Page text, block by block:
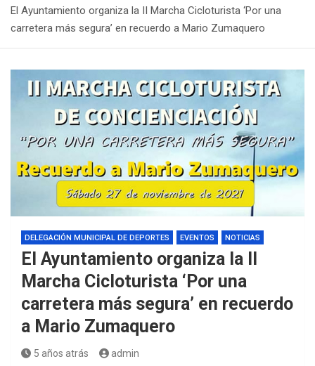
El Ayuntamiento organiza la II Marcha Cicloturista ‘Por una
carretera más segura’ en recuerdo a Mario Zumaquero
DELEGACIÓN MUNICIPAL DE DEPORTES EVENTOS NOTICIAS
El Ayuntamiento organiza la II
Marcha Cicloturista ‘Por una
carretera más segura’ en recuerdo
a Mario Zumaquero
5 años atrás admin